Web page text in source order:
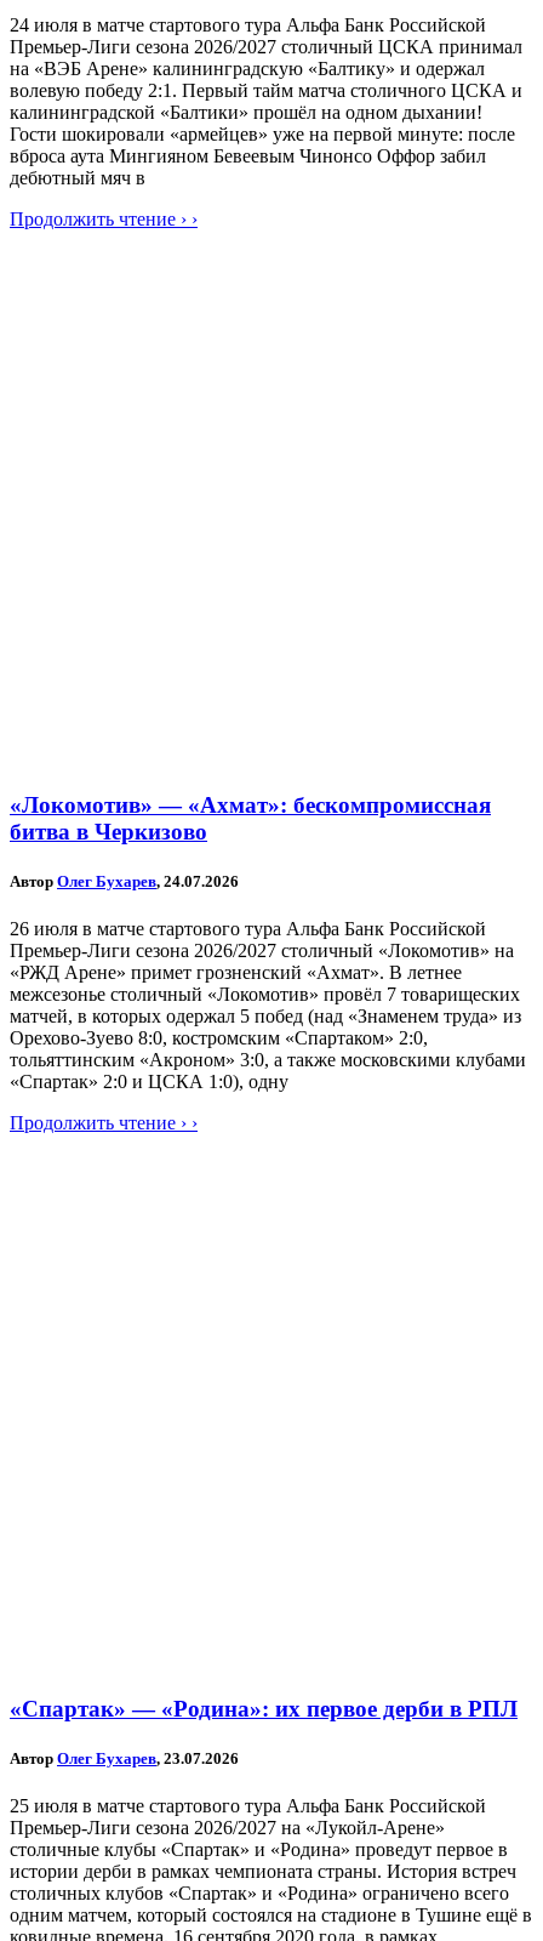
24 июля в матче стартового тура Альфа Банк Российской
Премьер-Лиги сезона 2026/2027 столичный ЦСКА принимал
на «ВЭБ Арене» калининградскую «Балтику» и одержал
волевую победу 2:1. Первый тайм матча столичного ЦСКА и
калининградской «Балтики» прошёл на одном дыхании!
Гости шокировали «армейцев» уже на первой минуте: после
вброса аута Мингияном Бевеевым Чинонсо Оффор забил
дебютный мяч в
Продолжить чтение › ›
«Локомотив» — «Ахмат»: бескомпромиссная
битва в Черкизово
Автор Олег Бухарев, 24.07.2026
26 июля в матче стартового тура Альфа Банк Российской
Премьер-Лиги сезона 2026/2027 столичный «Локомотив» на
«РЖД Арене» примет грозненский «Ахмат». В летнее
межсезонье столичный «Локомотив» провёл 7 товарищеских
матчей, в которых одержал 5 побед (над «Знаменем труда» из
Орехово-Зуево 8:0, костромским «Спартаком» 2:0,
тольяттинским «Акроном» 3:0, а также московскими клубами
«Спартак» 2:0 и ЦСКА 1:0), одну
Продолжить чтение › ›
«Спартак» — «Родина»: их первое дерби в РПЛ
Автор Олег Бухарев, 23.07.2026
25 июля в матче стартового тура Альфа Банк Российской
Премьер-Лиги сезона 2026/2027 на «Лукойл-Арене»
столичные клубы «Спартак» и «Родина» проведут первое в
истории дерби в рамках чемпионата страны. История встреч
столичных клубов «Спартак» и «Родина» ограничено всего
одним матчем, который состоялся на стадионе в Тушине ещё в
ковидные времена, 16 сентября 2020 года, в рамках